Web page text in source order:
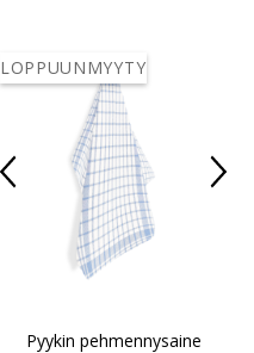
LOPPUUNMYYTY
Pyykin pehmennysaine